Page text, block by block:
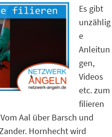
Es gibt
unzählig
e
Anleitun
gen,
Videos
etc. zum
filieren
Aal über Barsch und
Hornhecht wird